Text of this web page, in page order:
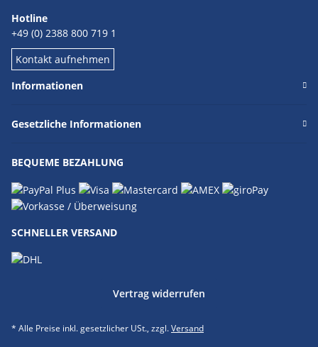
Hotline
+49 (0) 2388 800 719 1
Kontakt aufnehmen
Informationen
Gesetzliche Informationen
BEQUEME BEZAHLUNG
SCHNELLER VERSAND
Vertrag widerrufen
* Alle Preise inkl. gesetzlicher USt., zzgl.Versand